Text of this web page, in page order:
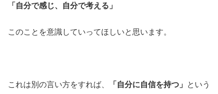
「自分で感じ、自分で考える」
このことを意識していってほしいと思います。
これは別の言い方をすれば、 「自分に自信を持つ」
という